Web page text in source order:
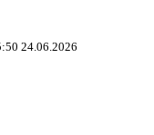
24.06.2026